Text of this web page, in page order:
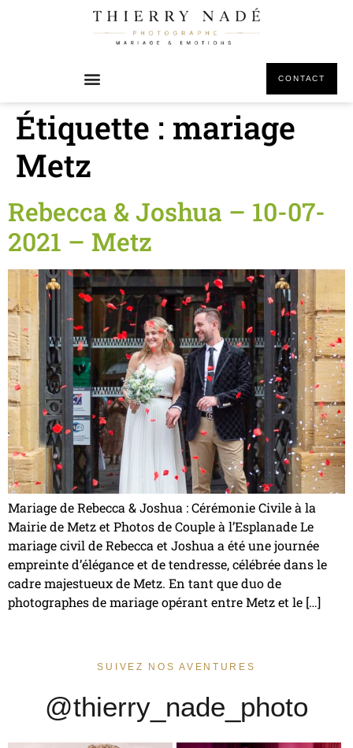
CONTACT
Étiquette : mariage
Metz
Rebecca & Joshua – 10-07-
2021 – Metz
Mariage de Rebecca & Joshua : Cérémonie Civile à la
Mairie de Metz et Photos de Couple à l’Esplanade Le
mariage civil de Rebecca et Joshua a été une journée
empreinte d’élégance et de tendresse, célébrée dans le
cadre majestueux de Metz. En tant que duo de
photographes de mariage opérant entre Metz et le […]
SUIVEZ NOS AVENTURES
@thierry_nade_photo